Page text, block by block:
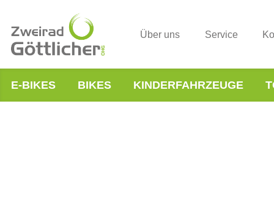
Über uns Service
E-BIKES BIKES KINDERFAHRZEUGE